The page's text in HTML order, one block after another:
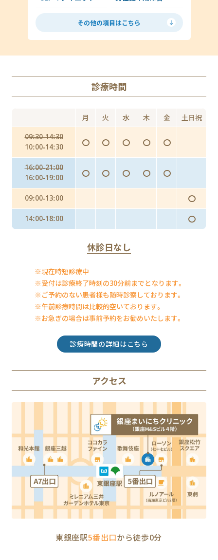
マイコプラズマ・ウレアプラズマ
低用量ピル
ミニピル
月経移動
アフターピル
Doxy PEP（ドキシペップ）
インフルエンザ予防投与（予防内服）
インフルエンザワクチンの予防接種
その他の項目はこちら
診療時間
月 火 水 木 金 土日祝
09:30-14:30
10:00-14:30
〇 〇 〇 〇 〇
16:00-21:00
16:00-19:00
〇 〇 〇 〇 〇
09:00-13:00 〇
14:00-18:00 〇
休診日なし
※現在時短診療中
※受付は診療終了時刻の30分前までとなります。
※ご予約のない患者様も随時診察しております。
※午前診療時間は比較的空いております。
※お急ぎの場合は事前予約をお勧めいたします。
アクセス
東銀座駅5番出口から徒歩0分
診療時間の詳細はこちら